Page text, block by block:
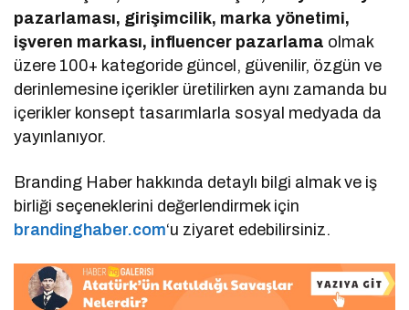
pazarlaması, girişimcilik, marka yönetimi,
işveren markası, influencer pazarlama olmak
üzere 100+ kategoride güncel, güvenilir, özgün ve
derinlemesine içerikler üretilirken aynı zamanda bu
içerikler konsept tasarımlarla sosyal medyada da
yayınlanıyor.
Branding Haber hakkında detaylı bilgi almak ve iş
birliği seçeneklerini değerlendirmek için
brandinghaber.com‘u ziyaret edebilirsiniz.